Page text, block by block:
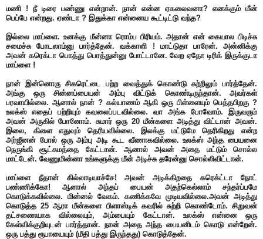
மணி ! நீ டிரை பண்ணு என்றான். நான் என்ன ஏகலைவனா? எனக்கும் மீன்
பெப்பே என்றது. ஏண்டா ? இதுக்கா என்னைய கூட்டிட்டு வந்த?
இல்லை மாப்ளை. உனக்கு மீன்னா ரொம்ப பிரியம். அதான் என் கையால பிடிச்சு
சமைச்சு போடலாம்னு பார்த்தேன். வக்காளி ! மாட்டுதா பாரேன். அன்னிக்கு
அவன் கரெக்டா பொத்து பொத்துன்னு போட்டானே. வேற ஏதோ டிரிக் இருக்குடா
மாப்ளை !
நான் இன்னொரு சிகரெட்டை பற்ற வைத்துக் கொண்டு சுற்றிலும் பார்த்தேன்.
அங்கு ஒரு சின்னப்பையன் அம்பு விட்டுக் கொண்டிருந்தான். அவர்கள்
பரவாயில்லை. ஆனால் நான் ? கல்யாணம் ஆகி ஒரு பிள்ளையும் பெத்தபிறகு ?
உலக்ஸ் எதைப் பற்றியும் கவலைப்படவில்லை. வா அங்க போவோம். இருவரும்
அவன் அருகில் போனோம். சுமார் ஒரு 20 மீன்களை அடித்து விட்டான் அவன்.
இலை, கிளை எதுவும் தெரியவில்லை. இலக்கு மட்டுமே தெரிகிறது என்ற
அர்ஜீனன் போல் ஒரு அம்பு அடி கூட வீணாகவில்லை. உலக்ஸ் அந்த பையனை
நெருங்கி சூட்சுமத்தை கேட்டான். ஆனால் அவன் அதை மட்டும் சொல்ல
மாட்டேன். வேணுமின்னா உங்களுக்கு மீன் அடிச்சு தரேன்னு சொல்லிவிட்டான்.
மாப்ளை நீதான் கில்லாடியாச்சே! அவன் அடிக்கிறதை கரெக்ட்டா நோட்
பண்ணிக்கோ! ஆனால் அந்தப் பையன் அதற்கெல்லாம் சந்தர்ப்பமே
கொடுக்கவில்லை. மின்னல் வேகம். கணிக்கவே முடியவில்லை.அவன் அடித்து
கொடுத்த 25 ஆரா மீன்களை பிளாஸ்டிக் கவரில் சுற்றி கொண்டோம். சிறுவன்
தட்சணையாக வில்லையும், அம்பையும் கேட்டான். உலக்ஸ் என்னை ஒரு
கேள்விக்குறியுடன் பார்த்தான். நான் அதை அந்த பையனிடம் கொடு என்றேன்.
ஒரு பத்து ரூபாயையும் (மீதி பத்து இருந்தது) கொடுத்தேன்.